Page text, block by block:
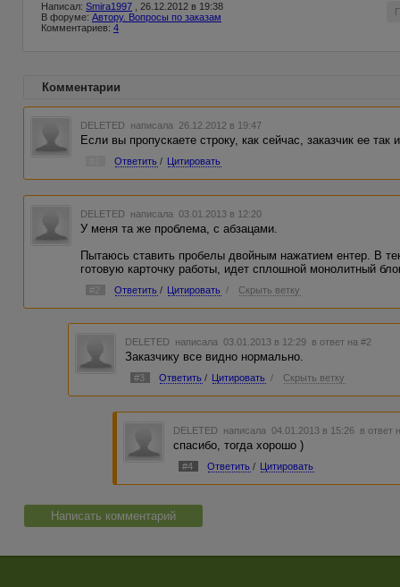
Написал: Smira1997 , 26.12.2012 в 19:38
В форуме: Автору. Вопросы по заказам
Комментариев: 4
Комментарии
DELETED написала 26.12.2012 в 19:47
Если вы пропускаете строку, как сейчас, заказчик ее так
Ответить / Цитировать
DELETED написала 03.01.2013 в 12:20
У меня та же проблема, с абзацами.
Пытаюсь ставить пробелы двойным нажатием ентер. В
готовую карточку работы, идет сплошной монолитный
#2 Ответить / Цитировать / Скрыть ветку
DELETED написала 03.01.2013 в 12:29 в ответ на #2
Заказчику все видно нормально.
#3 Ответить / Цитировать / Скрыть ветку
DELETED написала 04.01.2013 в 15:26 в ответ
спасибо, тогда хорошо )
#4 Ответить / Цитировать
Написать комментарий